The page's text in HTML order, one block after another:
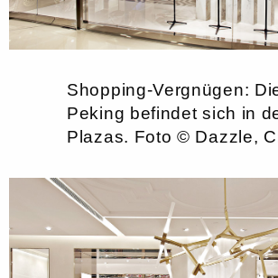
Shopping-Vergnügen:
Peking befindet sich in
Plazas. Foto © Dazzle,